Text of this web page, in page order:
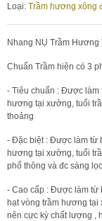
Loại: Trầm hương xông
Nhang NỤ Trầm Hương
Chuẩn Trầm hiện có 3
- Tiêu chuẩn : Được làm
hương tại xưởng, tuổi
thoảng
- Đặc biệt : Được làm từ
hương tại xưởng, tuổi
phổ thông và đc sàng
- Cao cấp : Được làm từ
hạt vòng trầm hương tại
nên cực kỳ chất lượng ,